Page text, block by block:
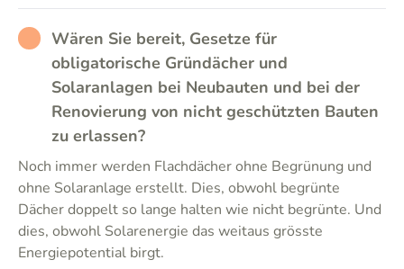
RATHER_BAD
Wären Sie bereit, Gesetze für
obligatorische Gründächer und
Solaranlagen bei Neubauten und bei der
Renovierung von nicht geschützten Bauten
zu erlassen?
Noch immer werden Flachdächer ohne Begrünung und
ohne Solaranlage erstellt. Dies, obwohl begrünte
Dächer doppelt so lange halten wie nicht begrünte. Und
dies, obwohl Solarenergie das weitaus grösste
Energiepotential birgt.